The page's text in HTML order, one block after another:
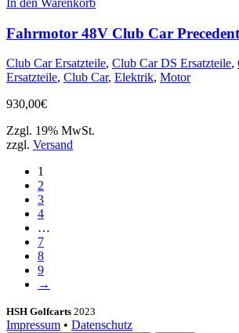
In den Warenkorb
Fahrmotor 48V Club Car
Club Car Ersatzteile, Club Car DS Ersatzteile,
Ersatzteile, Club Car, Elektrik, Motor
930,00€
Zzgl. 19% MwSt.
zzgl. Versand
1
2
3
4
…
7
8
9
→
HSH Golfcarts 2023
Impressum • Datenschutz